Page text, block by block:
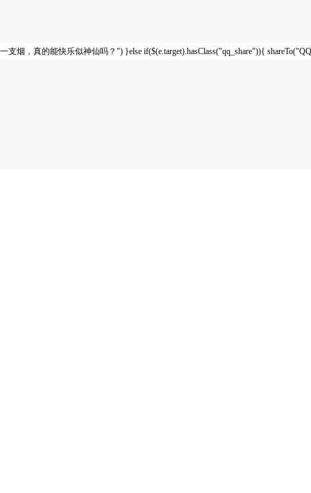
一支烟，真的能快乐似神仙吗？") }else if($(e.target).hasClass("qq_share")){